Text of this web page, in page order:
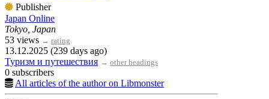
Publisher
Japan Online
Tokyo, Japan
53 views → rating
13.12.2025 (239 days ago)
Туризм и путешествия → other headings
0 subscribers
All articles of the author on Libmonster